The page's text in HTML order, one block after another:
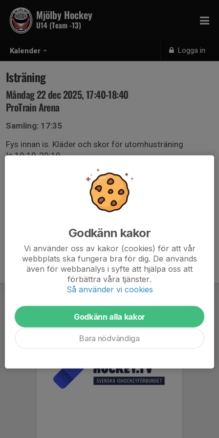
Kalender Logga in
Mjölby Hockey
U14 (Team -13)
Isträning
Måndag 22 dec 2025, 17:40-18:40
ProTrain Arena
Samling: 17:35
Fys innan is. Kläder och skor för utomhusträning
Is 19:10-20:10
Godkänn kakor
Vi använder oss av kakor (cookies) för att vår
webbplats ska fungera bra för dig. De används
även för webbanalys i syfte att hjälpa oss att
förbättra våra tjänster.
Så använder vi cookies
Godkänn alla kakor
Bara nödvändiga